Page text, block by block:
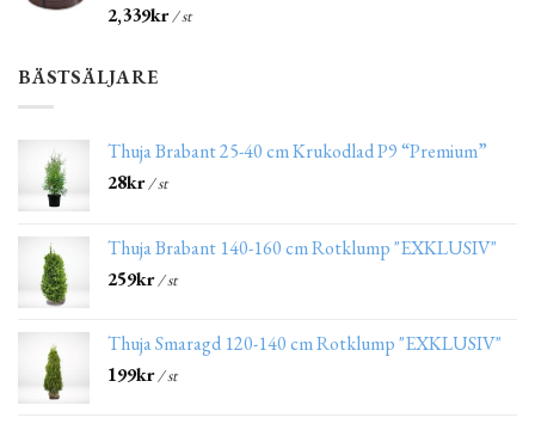
2,339kr/ st
BÄSTSÄLJARE
Thuja Brabant 25-40 cm Krukodlad P9 “Premium”
28kr/ st
Thuja Brabant 140-160 cm Rotklump "EXKLUSIV"
259kr/ st
Thuja Smaragd 120-140 cm Rotklump "EXKLUSIV"
199kr/ st